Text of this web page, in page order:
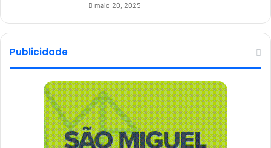
maio 20, 2025
Publicidade